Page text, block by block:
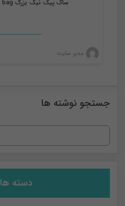
جستجو نوشته ها
برای:
دسته ها
ساک پیک نیک بزرگ Large picnic bag
مدیر سایت